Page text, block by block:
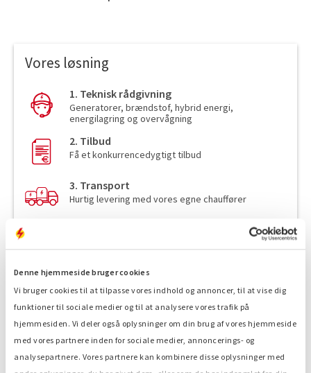
Denne hjemmeside bruger cookies
Vi bruger cookies til at tilpasse vores indhold og annoncer, til at vise dig
funktioner til sociale medier og til at analysere vores trafik på
hjemmesiden. Vi deler også oplysninger om din brug af vores hjemmeside
med vores partnere inden for sociale medier, annoncerings- og
analysepartnere. Vores partnere kan kombinere disse oplysninger med
Vores løsning
1. Teknisk rådgivning
Generatorer, brændstof, hybrid energi,
energilagring og overvågning
2. Tilbud
Få et konkurrencedygtigt tilbud
3. Transport
Hurtig levering med vores egne chauffører
5. Din Energi!
Start dit projekt nu
Effekt
100 kVA